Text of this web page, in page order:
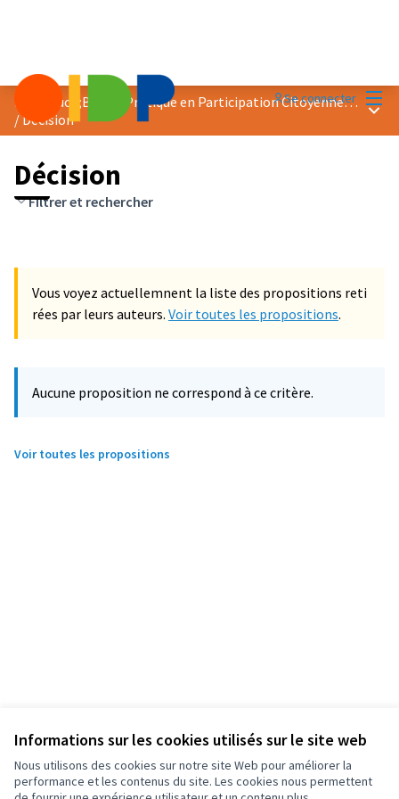
Informations sur les cookies utilisés sur le site web
Nous utilisons des cookies sur notre site Web pour améliorer la
performance et les contenus du site. Les cookies nous permettent
Se connecter
Prix &quot;Bonne Pratique en Participation Citoyenne&quot; 2023
/Décision
Décision
Filtrer et rechercher
Vous voyez actuellemnent la liste des propositions reti
rées par leurs auteurs. Voir toutes les propositions.
Aucune proposition ne correspond à ce critère.
Voir toutes les propositions